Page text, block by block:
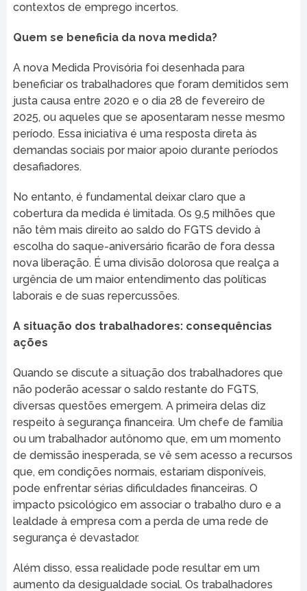
contextos de emprego incertos.
Quem se beneficia da nova medida?
A nova Medida Provisória foi desenhada para
beneficiar os trabalhadores que foram demitidos sem
justa causa entre 2020 e o dia 28 de fevereiro de
2025, ou aqueles que se aposentaram nesse mesmo
período. Essa iniciativa é uma resposta direta às
demandas sociais por maior apoio durante períodos
desafiadores.
No entanto, é fundamental deixar claro que a
cobertura da medida é limitada. Os 9,5 milhões que
não têm mais direito ao saldo do FGTS devido à
escolha do saque-aniversário ficarão de fora dessa
nova liberação. É uma divisão dolorosa que realça a
urgência de um maior entendimento das políticas
laborais e de suas repercussões.
A situação dos trabalhadores: consequências
ações
Quando se discute a situação dos trabalhadores que
não poderão acessar o saldo restante do FGTS,
diversas questões emergem. A primeira delas diz
respeito à segurança financeira. Um chefe de família
ou um trabalhador autônomo que, em um momento
de demissão inesperada, se vê sem acesso a recursos
que, em condições normais, estariam disponíveis,
pode enfrentar sérias dificuldades financeiras. O
impacto psicológico em associar o trabalho duro e a
lealdade à empresa com a perda de uma rede de
segurança é devastador.
Além disso, essa realidade pode resultar em um
aumento da desigualdade social. Os trabalhadores